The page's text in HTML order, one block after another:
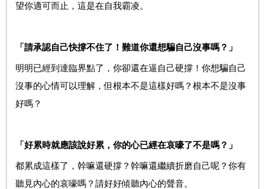
望你適可而止，這是在自我霸凌。
「請承認自己快撐不住了！難道你還想騙自己沒事嗎？」
明明已經到達臨界點了，你卻還在逼自己硬撐！你想騙自己
沒事的心情可以理解，但根本不是這樣好嗎？根本不是沒事
好嗎？
「好累時就應該說好累，你的心已經在哀嚎了不是嗎？」
都累成這樣了，幹嘛還硬撐？幹嘛還繼續折磨自己呢？你有
聽見內心的哀嚎嗎？請好好傾聽內心的聲音。